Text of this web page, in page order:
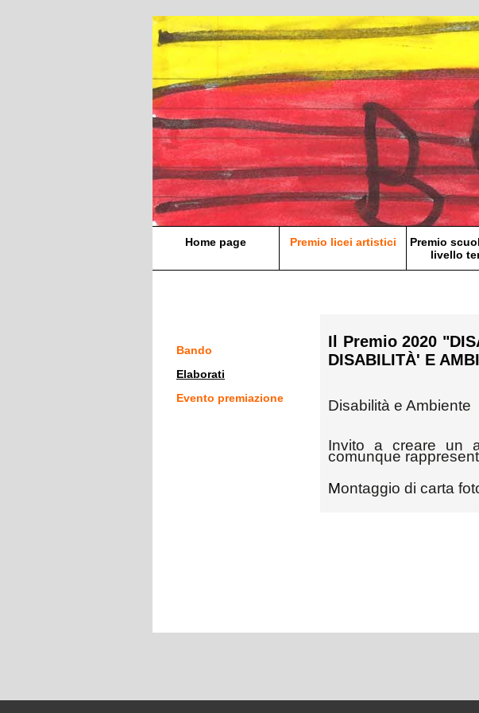
Home page Premio licei artistici
Premio
livello
Bando
Elaborati
Evento premiazione
Il Premio 2020
DISABILITÀ' E
Disabilità e Ambiente
Invito a creare un
comunque
Montaggio di carta